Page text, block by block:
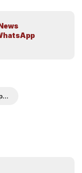
Tempat nobar palembang